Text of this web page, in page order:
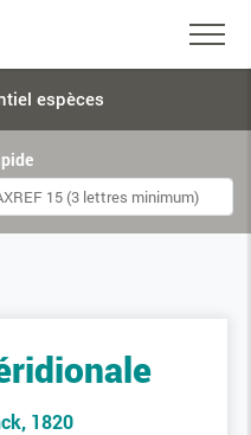
espèces
1820